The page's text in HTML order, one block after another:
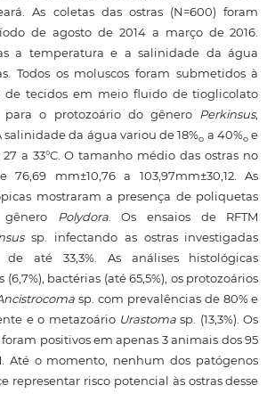
As coletas das ostras (N=600) foram
de agosto de 2014 a março de 2016.
a temperatura e a salinidade da água
Todos os moluscos foram submetidos à
de tecidos em meio fluido de tioglicolato
para o protozoário do gênero Perkinsus,
salinidade da água variou de 18%o a 40%o e
a 33°C. O tamanho médio das ostras no
76,69 mm±10,76 a 103,97mm±30,12. As
mostraram a presença de poliquetas
gênero Polydora. Os ensaios de RFTM
sp. infectando as ostras investigadas
de até 33,3%. As análises histológicas
bactérias (até 65,5%), os protozoários
sp. com prevalências de 80% e
e o metazoário Urastomasp. (13,3%). Os
foram positivos em apenas 3 animais dos 95
Até o momento, nenhum dos patógenos
representar risco potencial às ostras desse